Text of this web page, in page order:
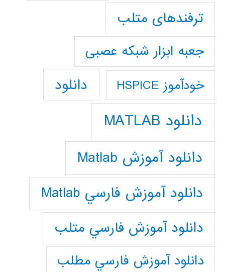
ترفندهای متلب
جعبه ابزار شبکه عصبی
خودآموز HSPICE دانلود
دانلود MATLAB
دانلود آموزش Matlab
دانلود آموزش فارسي Matlab
دانلود آموزش فارسي متلب
دانلود آموزش فارسي مطلب